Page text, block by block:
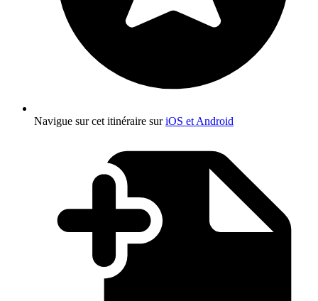
Navigue sur cet itinéraire suriOS et Android